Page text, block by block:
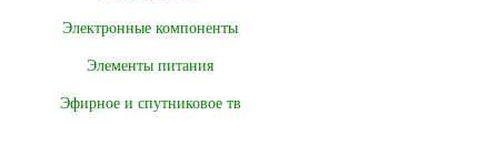
Электронные компоненты
Элементы питания
Эфирное и спутниковое тв